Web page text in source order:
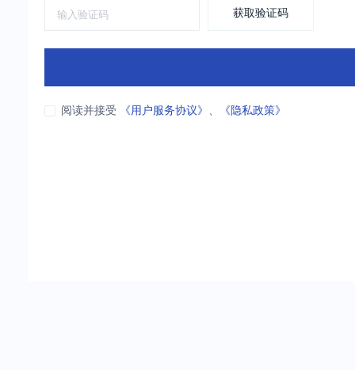
获取验证码
阅读并接受 《用户服务协议》 、 《隐私政策》